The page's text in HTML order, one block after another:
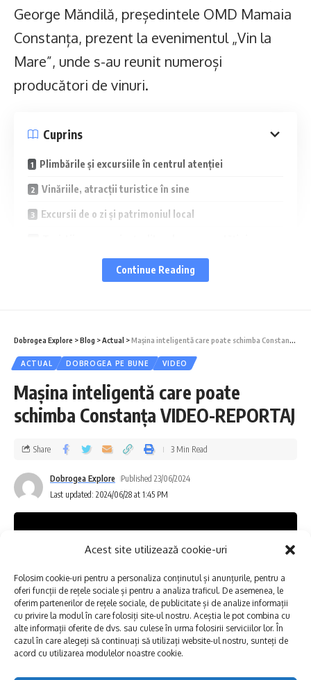
Acest site utilizează cookie-uri
Folosim cookie-uri pentru a personaliza conținutul și anunțurile, pentru a
oferi funcții de rețele sociale și pentru a analiza traficul. De asemenea, le
oferim partenerilor de rețele sociale, de publicitate și de analize informații
cu privire la modul în care folosiți site-ul nostru. Aceștia le pot combina cu
alte informații oferite de dvs. sau culese în urma folosirii serviciilor lor. În
cazul în care alegeți să continuați să utilizați website-ul nostru, sunteți de
acord cu utilizarea modulelor noastre cookie.
George Măndilă, președintele OMD Mamaia
Constanța, prezent la evenimentul „Vin la
Mare”, unde s-au reunit numeroși
producători de vinuri.
Cuprins
Plimbările și excursiile în centrul atenției
Vinăriile, atracții turistice în sine
Excursii de o zi și patrimoniul local
Evenimentele, catalizatori ai dezvoltării turistice
venea în stațiune și nu ieșea de aici, acum,
datorită faptului că suntem într-un <sat
planetar> și în câteva secunde vedem ce se
întâmplă în orice colț al lumii, dorim și noi să
facem ceea ce vedem pe telefon”, a spus
Măndilă.
Continue Reading
Dobrogea Explore >Blog >Actual >Maşina inteligentă care poate schimba Constanța VIDEO-REPORTAJ
ACTUAL DOBROGEA PE BUNE VIDEO
Maşina inteligentă care poate
schimba Constanța VIDEO-REPORTAJ
Last updated: 2024/06/28 at 1:45 PM
Dobrogea Explore Published 23/06/2024
Share 3 Min Read